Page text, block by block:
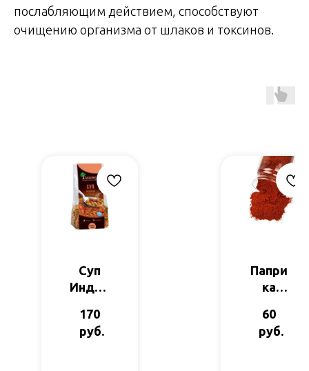
послабляющим действием, способствуют
очищению организма от шлаков и токсинов.
Суп
Индий
маше
м и
170
руб.
Папри
ка
ая
60
руб.